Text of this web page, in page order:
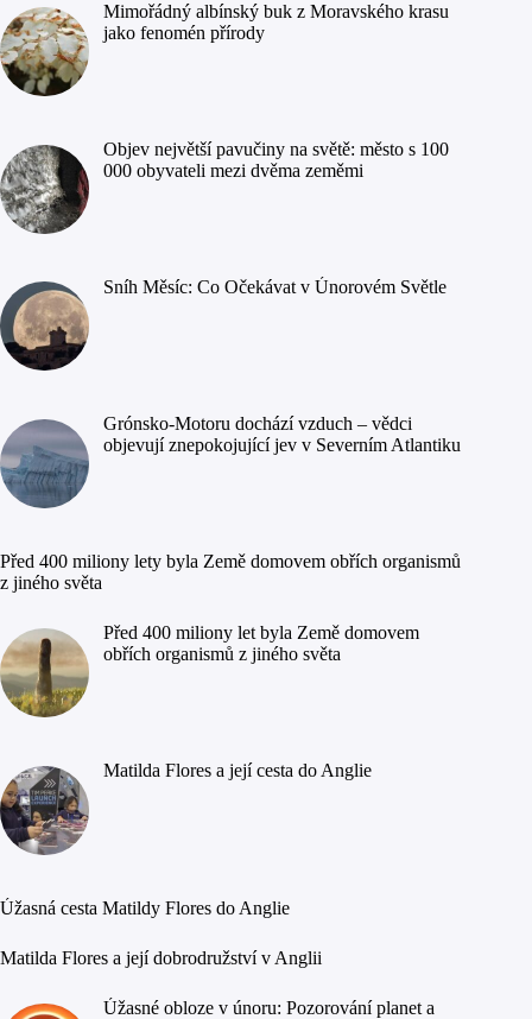
Mimořádný albínský buk z Moravského krasu
jako fenomén přírody
Objev největší pavučiny na světě: město s 100
000 obyvateli mezi dvěma zeměmi
Sníh Měsíc: Co Očekávat v Únorovém Světle
Grónsko-Motoru dochází vzduch – vědci
objevují znepokojující jev v Severním Atlantiku
Před 400 miliony lety byla Země domovem obřích organismů
z jiného světa
Před 400 miliony let byla Země domovem
obřích organismů z jiného světa
Matilda Flores a její cesta do Anglie
Úžasná cesta Matildy Flores do Anglie
Matilda Flores a její dobrodružství v Anglii
Úžasné obloze v únoru: Pozorování planet a